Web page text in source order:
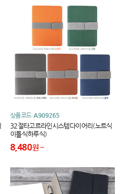
상품코드 A909265
32절타고르라인시스템다이어리(노트식
이틀식하루식)
8,480원